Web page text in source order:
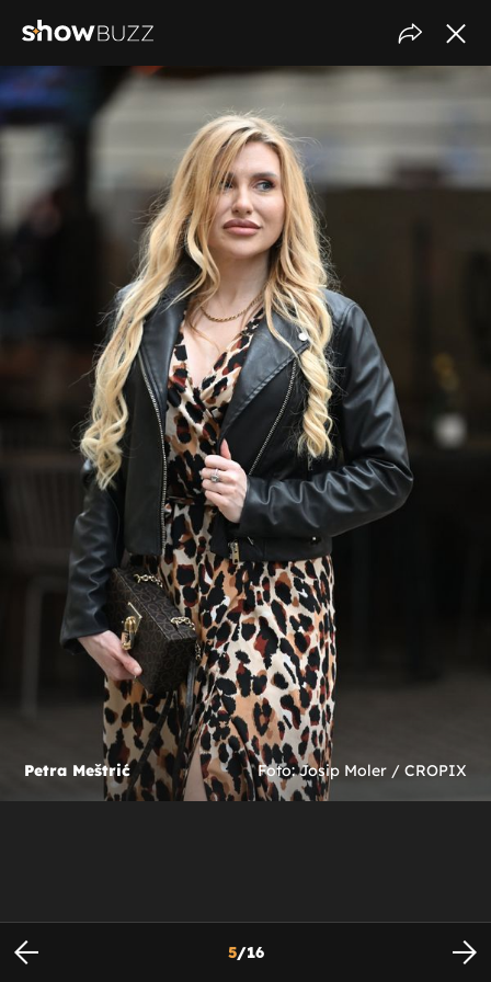
Petra Meštrić Foto: Josip Moler / CROPIX
5/16